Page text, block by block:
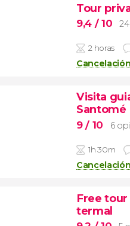
Tour
9,4 / 10
2 horas
Visita
Santomé
9/ 10 6
1h 30m
Free
termal